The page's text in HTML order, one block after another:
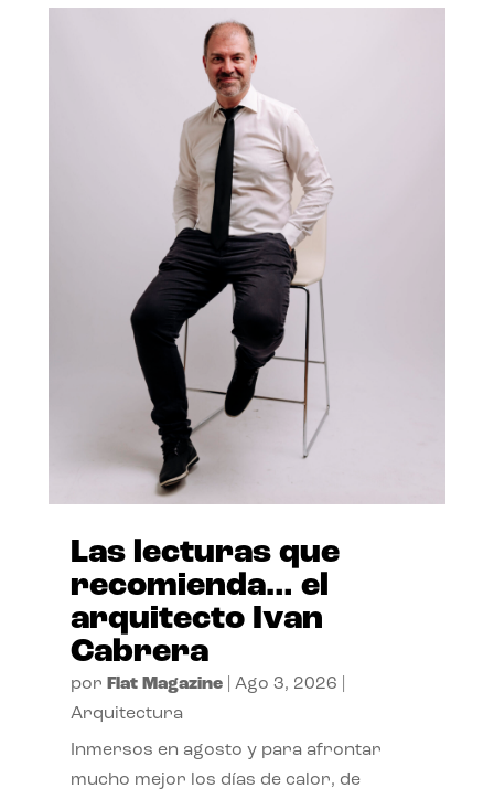
Las lecturas que
recomienda… el
arquitecto Ivan
Cabrera
por Flat Magazine| Ago 3, 2026
Arquitectura
Inmersos en agosto y para afrontar
mucho mejor los días de calor, de